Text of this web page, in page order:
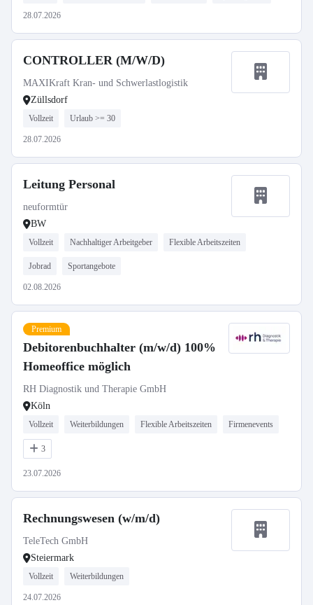
28.07.2026
CONTROLLER (M/W/D)
MAXIKraft Kran- und Schwerlastlogistik
Züllsdorf
Vollzeit Urlaub >= 30
28.07.2026
Leitung Personal
neuformtür
BW
Vollzeit Nachhaltiger Arbeitgeber Flexible Arbeitszeiten
Jobrad Sportangebote
02.08.2026
Premium
Debitorenbuchhalter (m/w/d) 100%
Homeoffice möglich
RH Diagnostik und Therapie GmbH
Köln
Vollzeit Weiterbildungen Flexible Arbeitszeiten Firmenevents
3
23.07.2026
Rechnungswesen (w/m/d)
TeleTech GmbH
Steiermark
Vollzeit Weiterbildungen
24.07.2026